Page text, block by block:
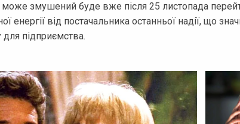
змушений буде вже після 25 листопада
енергії від постачальника останньої надії, що
для підприємства.